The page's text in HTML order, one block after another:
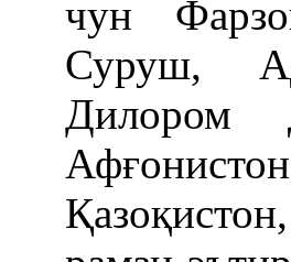
чун
Суруш,
Дилором